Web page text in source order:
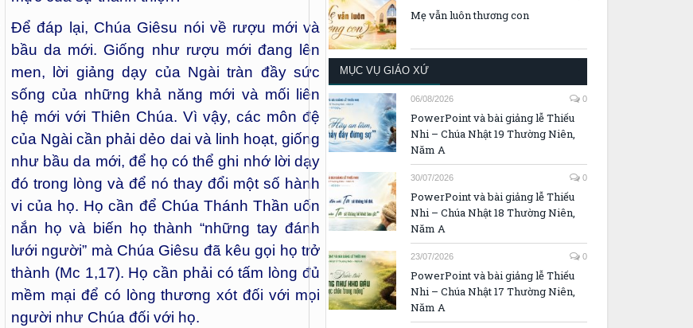
Để đáp lại, Chúa Giêsu nói về rượu mới và
bầu da mới. Giống như rượu mới đang lên
men, lời giảng dạy của Ngài tràn đầy sức
sống của những khả năng mới và mối liên
hệ mới với Thiên Chúa. Vì vậy, các môn đệ
của Ngài cần phải dẻo dai và linh hoạt, giống
như bầu da mới, để họ có thể ghi nhớ lời dạy
đó trong lòng và để nó thay đổi một số hành
vi của họ. Họ cần để Chúa Thánh Thần uốn
nắn họ và biến họ thành “những tay đánh
lưới người” mà Chúa Giêsu đã kêu gọi họ trở
thành (Mc 1,17). Họ cần phải có tấm lòng đủ
mềm mại để có lòng thương xót đối với mọi
người như Chúa đối với họ.
Mẹ vẫn luôn thương con
MỤC VỤ GIÁO XỨ
06/08/2026 0
PowerPoint và bài giảng lễ Thiếu
Nhi – Chúa Nhật 19 Thường Niên,
Năm A
30/07/2026 0
PowerPoint và bài giảng lễ Thiếu
Nhi – Chúa Nhật 18 Thường Niên,
Năm A
23/07/2026 0
PowerPoint và bài giảng lễ Thiếu
Nhi – Chúa Nhật 17 Thường Niên,
Năm A